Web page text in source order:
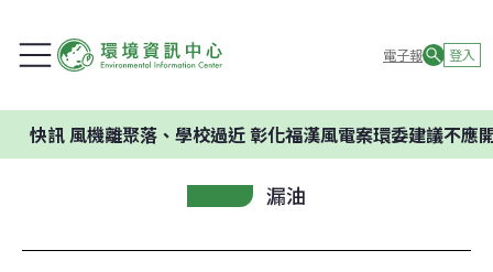
電子報 登入
機離聚落、學校過近 彰化福漢風電案環委建議不應開發
漏油